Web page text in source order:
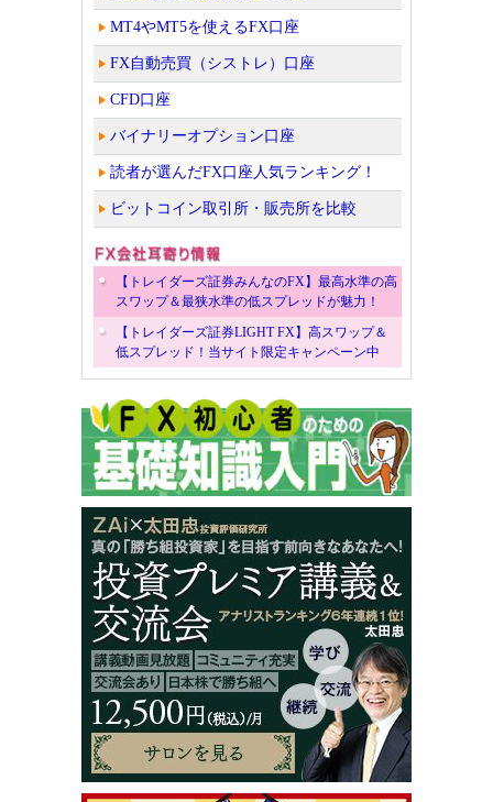
MT4やMT5を使えるFX口座
FX自動売買（シストレ）口座
CFD口座
バイナリーオプション口座
読者が選んだFX口座人気ランキング！
ビットコイン取引所・販売所を比較
【トレイダーズ証券みんなのFX】最高水準の高
スワップ＆最狭水準の低スプレッドが魅力！
【トレイダーズ証券LIGHT FX】高スワップ＆
低スプレッド！当サイト限定キャンペーン中